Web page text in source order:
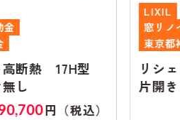
金
高断熱 17H型
し
円（税込）
LIXIL
窓リノ
東京都
リシ
片開